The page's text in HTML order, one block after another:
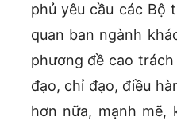
phủ yêu cầu các Bộ
quan ban ngành
phương đề cao
đạo, chỉ đạo, điều
hơn nữa, mạnh mẽ,